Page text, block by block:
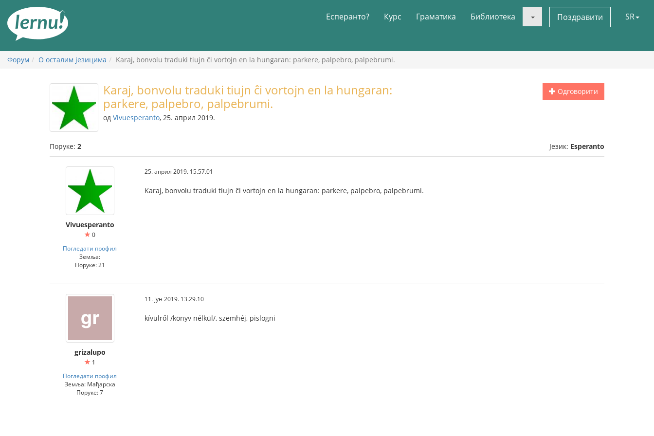
садржају
Есперанто? Курс Граматика Библиотека Поздравити SR
Форум О осталим језицима Karaj, bonvolu traduki tiujn ĉi vortojn en la hungaran: parkere, palpebro, palpebrumi.
Одговорити
Karaj, bonvolu traduki tiujn ĉi vortojn en la hungaran:
parkere, palpebro, palpebrumi.
од Vivuesperanto, 25. април 2019.
Поруке: 2 Језик: Esperanto
Vivuesperanto
0
Погледати профил
Земља:
Поруке: 21
25. април 2019. 15.57.01
Karaj, bonvolu traduki tiujn ĉi vortojn en la hungaran: parkere, palpebro, palpebrumi.
grizalupo
1
Погледати профил
Земља: Мађарска
Поруке: 7
11. јун 2019. 13.29.10
kívülről /könyv nélkül/, szemhéj, pislogni